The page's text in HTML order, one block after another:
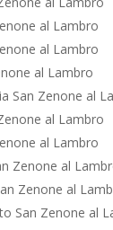
al Lambro
al Lambro
al Lambro
San Zenone al
al Lambro
al Lambro
Zenone al
Zenone al
San Zenone al